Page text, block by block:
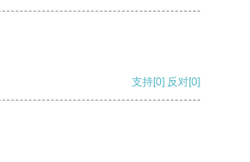
支持[0] 反对[0]